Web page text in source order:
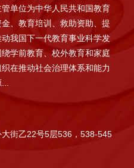
单位为中华人民共和国教育
、教育培训、救助资助、提
我国下一代教育事业科学发
学前教育、校外教育和家庭
在推动社会治理体系和能力
街乙22号5层536，538-545